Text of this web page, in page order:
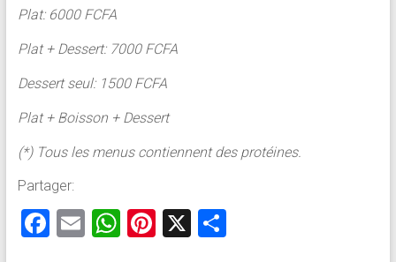
Plat: 6000 FCFA
Plat + Dessert: 7000 FCFA
Dessert seul: 1500 FCFA
Plat + Boisson + Dessert
(*) Tous les menus contiennent des protéines.
Partager:
F E W Pi X P